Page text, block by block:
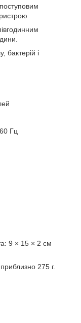
бактерій і
Гц
9 × 15 × 2 см
275 г.